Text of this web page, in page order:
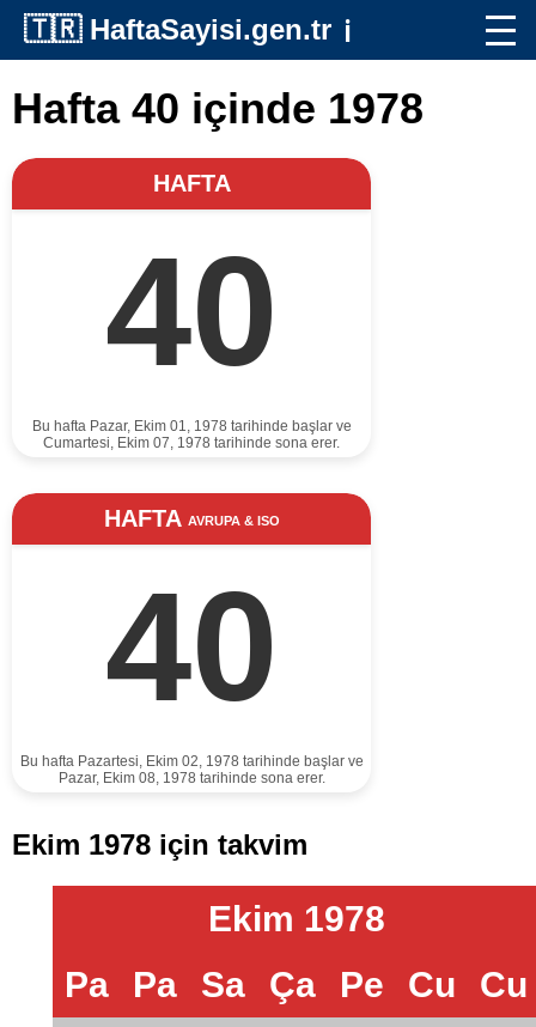
🇹🇷 HaftaSayisi.gen.tr ℹ️
Hafta 40 içinde 1978
HAFTA
40
Bu hafta Pazar, Ekim 01, 1978 tarihinde başlar ve
Cumartesi, Ekim 07, 1978 tarihinde sona erer.
HAFTA AVRUPA & ISO
40
Bu hafta Pazartesi, Ekim 02, 1978 tarihinde başlar ve
Pazar, Ekim 08, 1978 tarihinde sona erer.
Ekim 1978 için takvim
Ekim 1978
Pa
Pa Sa Ça Pe Cu Cu